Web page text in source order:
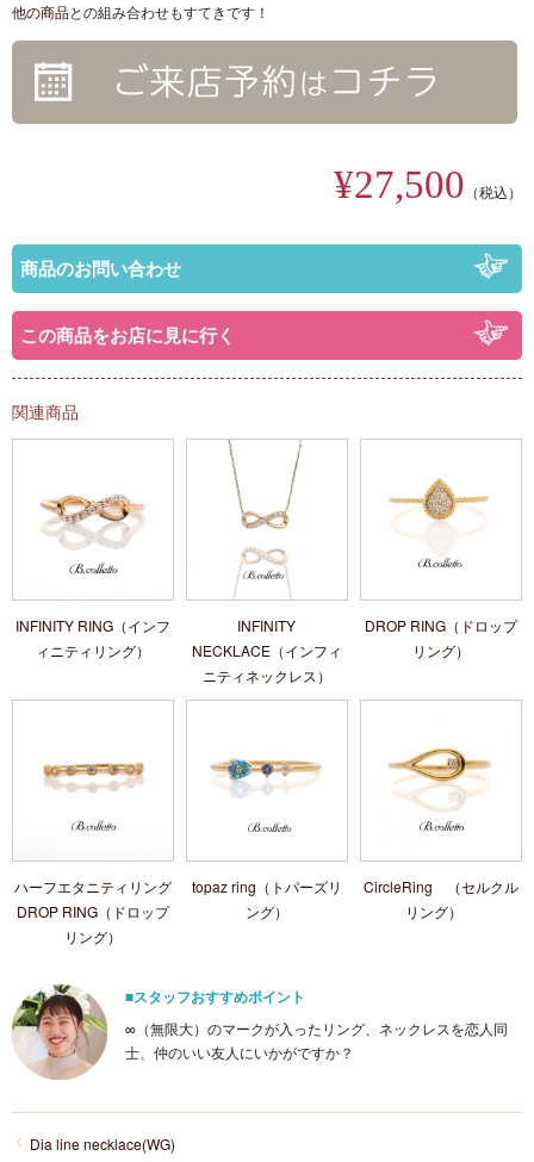
他の商品との組み合わせもすてきです！
¥27,500 （税込）
商品のお問い合わせ
この商品をお店に見に行く
関連商品
INFINITY RING（インフ
ィニティリング）
INFINITY
NECKLACE（インフィ
ニティネックレス）
DROP RING（ドロップ
リング）
ハーフエタニティリング
DROP RING（ドロップ
リング）
topaz ring（トパーズリ
ング）
CircleRing （セルクル
リング）
■スタッフおすすめポイント
∞（無限大）のマークが入ったリング、ネックレスを恋人同
士、仲のいい友人にいかがですか？
Dia line necklace(WG)